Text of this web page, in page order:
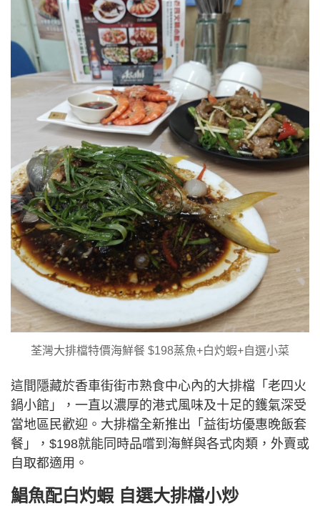
荃灣大排檔特價海鮮餐 $198蒸魚+白灼蝦+自選小菜
這間隱藏於香車街街市熟食中心內的大排檔「老四火
鍋小館」，一直以濃厚的港式風味及十足的鑊氣深受
當地區民歡迎。大排檔全新推出「益街坊優惠晚飯套
餐」，$198就能同時品嚐到海鮮與各式肉類，外賣或
自取都適用。
鯧魚配白灼蝦 自選大排檔小炒